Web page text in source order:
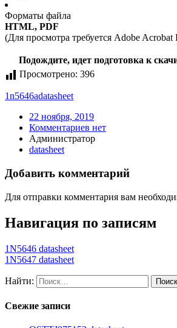
Форматы файла
HTML, PDF
(Для просмотра требуется Adobe Acrobat
Подождите, идет подготовка к
Просмотрено: 396
1n5646adatasheet
22 ноября, 2019
Комментариев нет
Администратор
datasheet
Добавить комментарий
Для отправки комментария вам
Навигация по записям
1N5646 datasheet
1N5647 datasheet
Найти:
Свежие записи